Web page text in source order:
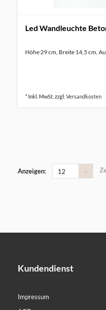
Led Wandleuchte
Höhe 29 cm, Breite 14,5 cm,
* Inkl. MwSt. zzgl. Versandkosten
Anzeigen: 12
Kundendienst
Impressum